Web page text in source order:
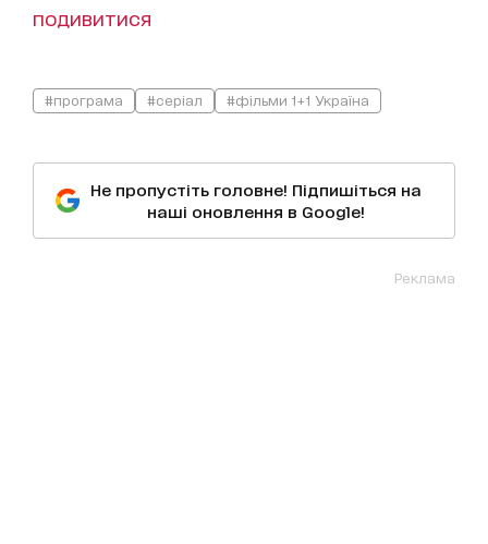
подивитися
#програма #серіал #фільми 1+1 Україна
Не пропустіть головне! Підпишіться на
наші оновлення в Google!
Реклама